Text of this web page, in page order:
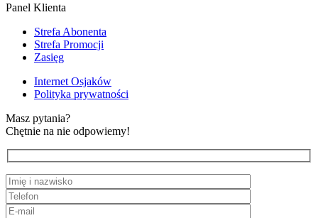
Panel Klienta
Strefa Abonenta
Strefa Promocji
Zasięg
Internet Osjaków
Polityka prywatności
Masz pytania?
Chętnie na nie odpowiemy!